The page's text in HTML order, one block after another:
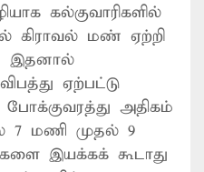
கல்குவாரிகளில்
கிராவல் மண் ஏற்றி
இதனால்
ஏற்பட்டு
அதிகம்
மணி முதல் 9
இயக்கக் கூடாது